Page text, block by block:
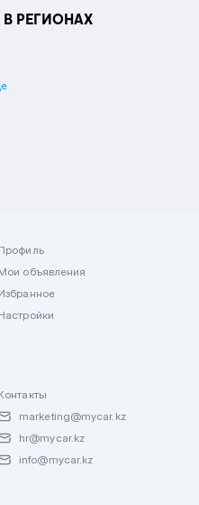
РЕГИОНАХ
объявления
marketing@mycar.kz
hr@mycar.kz
info@mycar.kz